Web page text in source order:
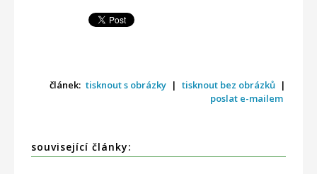
článek: tisknout s obrázky | tisknout bez obrázků |
poslat e-mailem
související články: